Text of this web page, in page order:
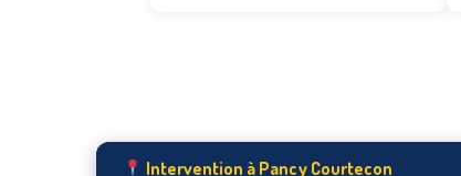
Intervention à Pancy Courtecon